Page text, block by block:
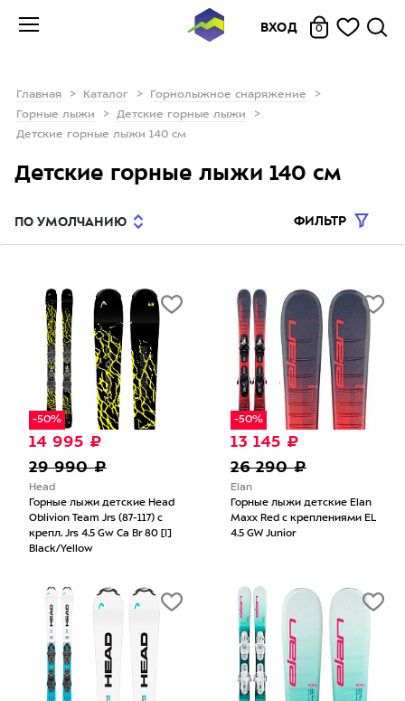
ВХОД 0
Главная Каталог
Горнолыжное снаряжение
Горные лыжи
Детские горные лыжи
Детские горные лыжи 140 см
Детские горные лыжи 140 см
ПО УМОЛЧАНИЮ ФИЛЬТР
-50%
14 995 ₽
29 990 ₽
Head
Горные лыжи детские Head
Oblivion Team Jrs (87-117) с
крепл. Jrs 4.5 Gw Ca Br 80 [I]
Black/Yellow
-50%
13 145 ₽
26 290 ₽
Elan
Горные лыжи детские Elan
Maxx Red с креплениями EL
4.5 GW Junior